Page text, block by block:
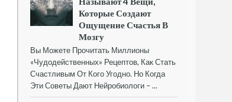
Которые Создают
Ощущение Счастья В
Мозгу
Вы Можете Прочитать Миллионы
«чудодейственных» Рецептов, Как Стать
Счастливым От Кого Угодно. Но Когда
Эти Советы Дают Нейробиологи – ...